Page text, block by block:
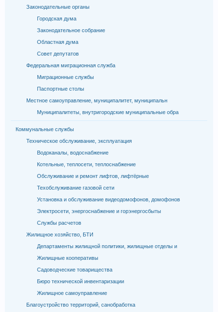
Законодательные органы
Городская дума
Законодательное собрание
Областная дума
Совет депутатов
Федеральная миграционная служба
Миграционные службы
Паспортные столы
Местное самоуправление, муниципалитет, муниципальн
Муниципалитеты, внутригородские муниципальные обра
Коммунальные службы
Техническое обслуживание, эксплуатация
Водоканалы, водоснабжение
Котельные, теплосети, теплоснабжение
Обслуживание и ремонт лифтов, лифтёрные
Техобслуживание газовой сети
Установка и обслуживание видеодомофонов, домофонов
Электросети, энергоснабжение и горэнергосбыты
Службы расчетов
Жилищное хозяйство, БТИ
Департаменты жилищной политики, жилищные отделы и
Жилищные кооперативы
Садоводческие товарищества
Бюро технической инвентаризации
Жилищное самоуправление
Благоустройство территорий, санобработка